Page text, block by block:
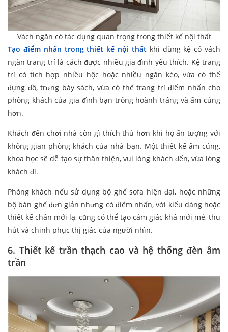
Vách ngăn có tác dụng quan trọng trong thiết kế nội thất
Tạo điểm nhấn trong thiết kế nội thấtkhi dùng kệ có vách
ngăn trang trí là cách được nhiều gia đình yêu thích. Kệ trang
trí có tích hợp nhiều hộc hoặc nhiều ngăn kéo, vừa có thể
đựng đồ, trưng bày sách, vừa có thể trang trí điểm nhấn cho
phòng khách của gia đình bạn trông hoành tráng và ấm cúng
hơn.
Khách đến chơi nhà còn gì thích thú hơn khi họ ấn tượng với
không gian phòng khách của nhà bạn. Một thiết kế ấm cúng,
khoa học sẽ dễ tạo sự thân thiện, vui lòng khách đến, vừa lòng
khách đi.
Phòng khách nếu sử dụng bộ ghế sofa hiện đại, hoặc những
bộ bàn ghế đơn giản nhưng có điểm nhấn, với kiểu dáng hoặc
thiết kế chân mới lạ, cũng có thể tạo cảm giác khá mới mẻ, thu
hút và chinh phục thị giác của người nhìn.
6. Thiết kế trần thạch cao và hệ thống đèn âm
trần